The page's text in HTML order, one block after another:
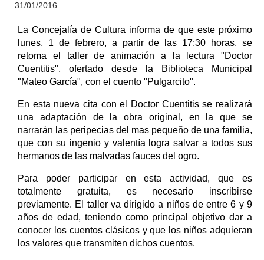
31/01/2016
La Concejalía de Cultura informa de que este próximo
lunes, 1 de febrero, a partir de las 17:30 horas, se
retoma el taller de animación a la lectura "Doctor
Cuentitis", ofertado desde la Biblioteca Municipal
"Mateo García", con el cuento "Pulgarcito".
En esta nueva cita con el Doctor Cuentitis se realizará
una adaptación de la obra original, en la que se
narrarán las peripecias del mas pequeño de una familia,
que con su ingenio y valentía logra salvar a todos sus
hermanos de las malvadas fauces del ogro.
Para poder participar en esta actividad, que es
totalmente gratuita, es necesario inscribirse
previamente. El taller va dirigido a niños de entre 6 y 9
años de edad, teniendo como principal objetivo dar a
conocer los cuentos clásicos y que los niños adquieran
los valores que transmiten dichos cuentos.